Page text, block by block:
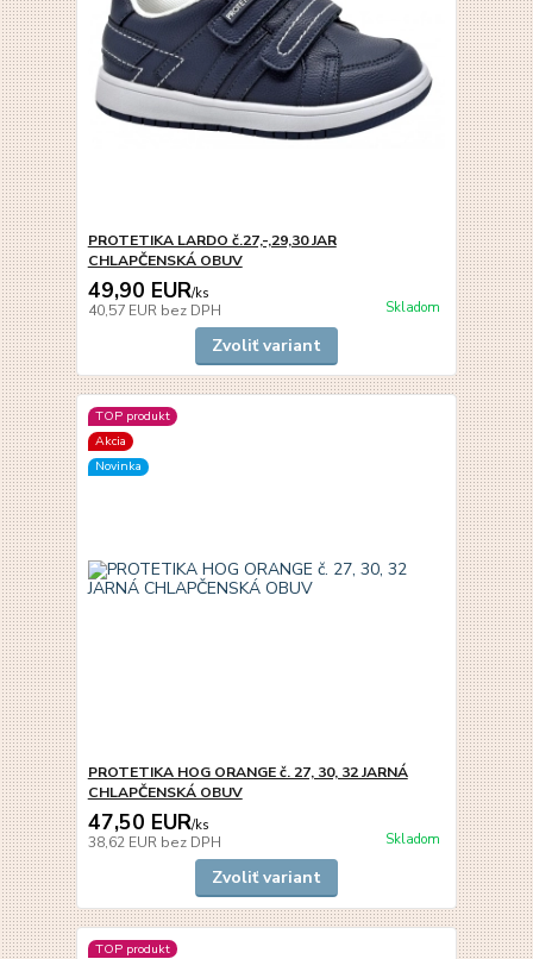
PROTETIKA LARDO č.27,-,29,30 JAR
CHLAPČENSKÁ OBUV
49,90 EUR/ks
40,57 EUR bez DPH Skladom
Zvoliť variant
TOP produkt
Akcia
Novinka
PROTETIKA HOG ORANGE č. 27, 30, 32 JARNÁ
CHLAPČENSKÁ OBUV
47,50 EUR/ks
38,62 EUR bez DPH Skladom
Zvoliť variant
TOP produkt